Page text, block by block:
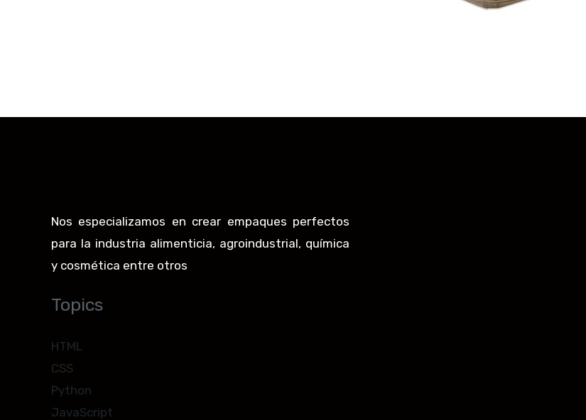
Nos especializamos en crear empaques perfectos
para la industria alimenticia, agroindustrial, química
y cosmética entre otros
Topics
HTML
CSS
Python
JavaScript